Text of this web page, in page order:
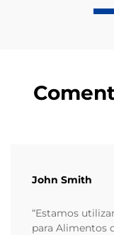
John Smith
“Estamos
para Alimentos